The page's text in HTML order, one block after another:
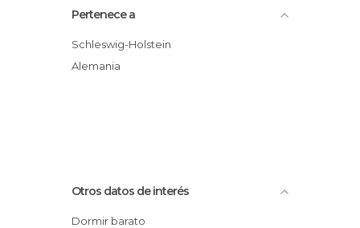
Pertenece a
Schleswig-Holstein
Alemania
Otros datos de interés
Dormir barato